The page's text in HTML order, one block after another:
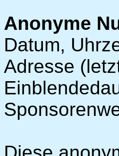
Anonyme
Datum,
Adresse